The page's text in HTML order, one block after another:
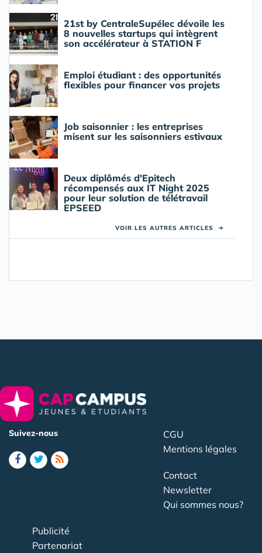
21st by CentraleSupélec dévoile les
8 nouvelles startups qui intègrent
son accélérateur à STATION F
Emploi étudiant : des opportunités
flexibles pour financer vos projets
Job saisonnier : les entreprises
misent sur les saisonniers estivaux
Deux diplômés d'Epitech
récompensés aux IT Night 2025
pour leur solution de télétravail
EPSEED
VOIR LES AUTRES ARTICLES ➜
Suivez-nous
CGU
Mentions légales
Contact
Newsletter
Qui sommes nous?
Publicité
Partenariat